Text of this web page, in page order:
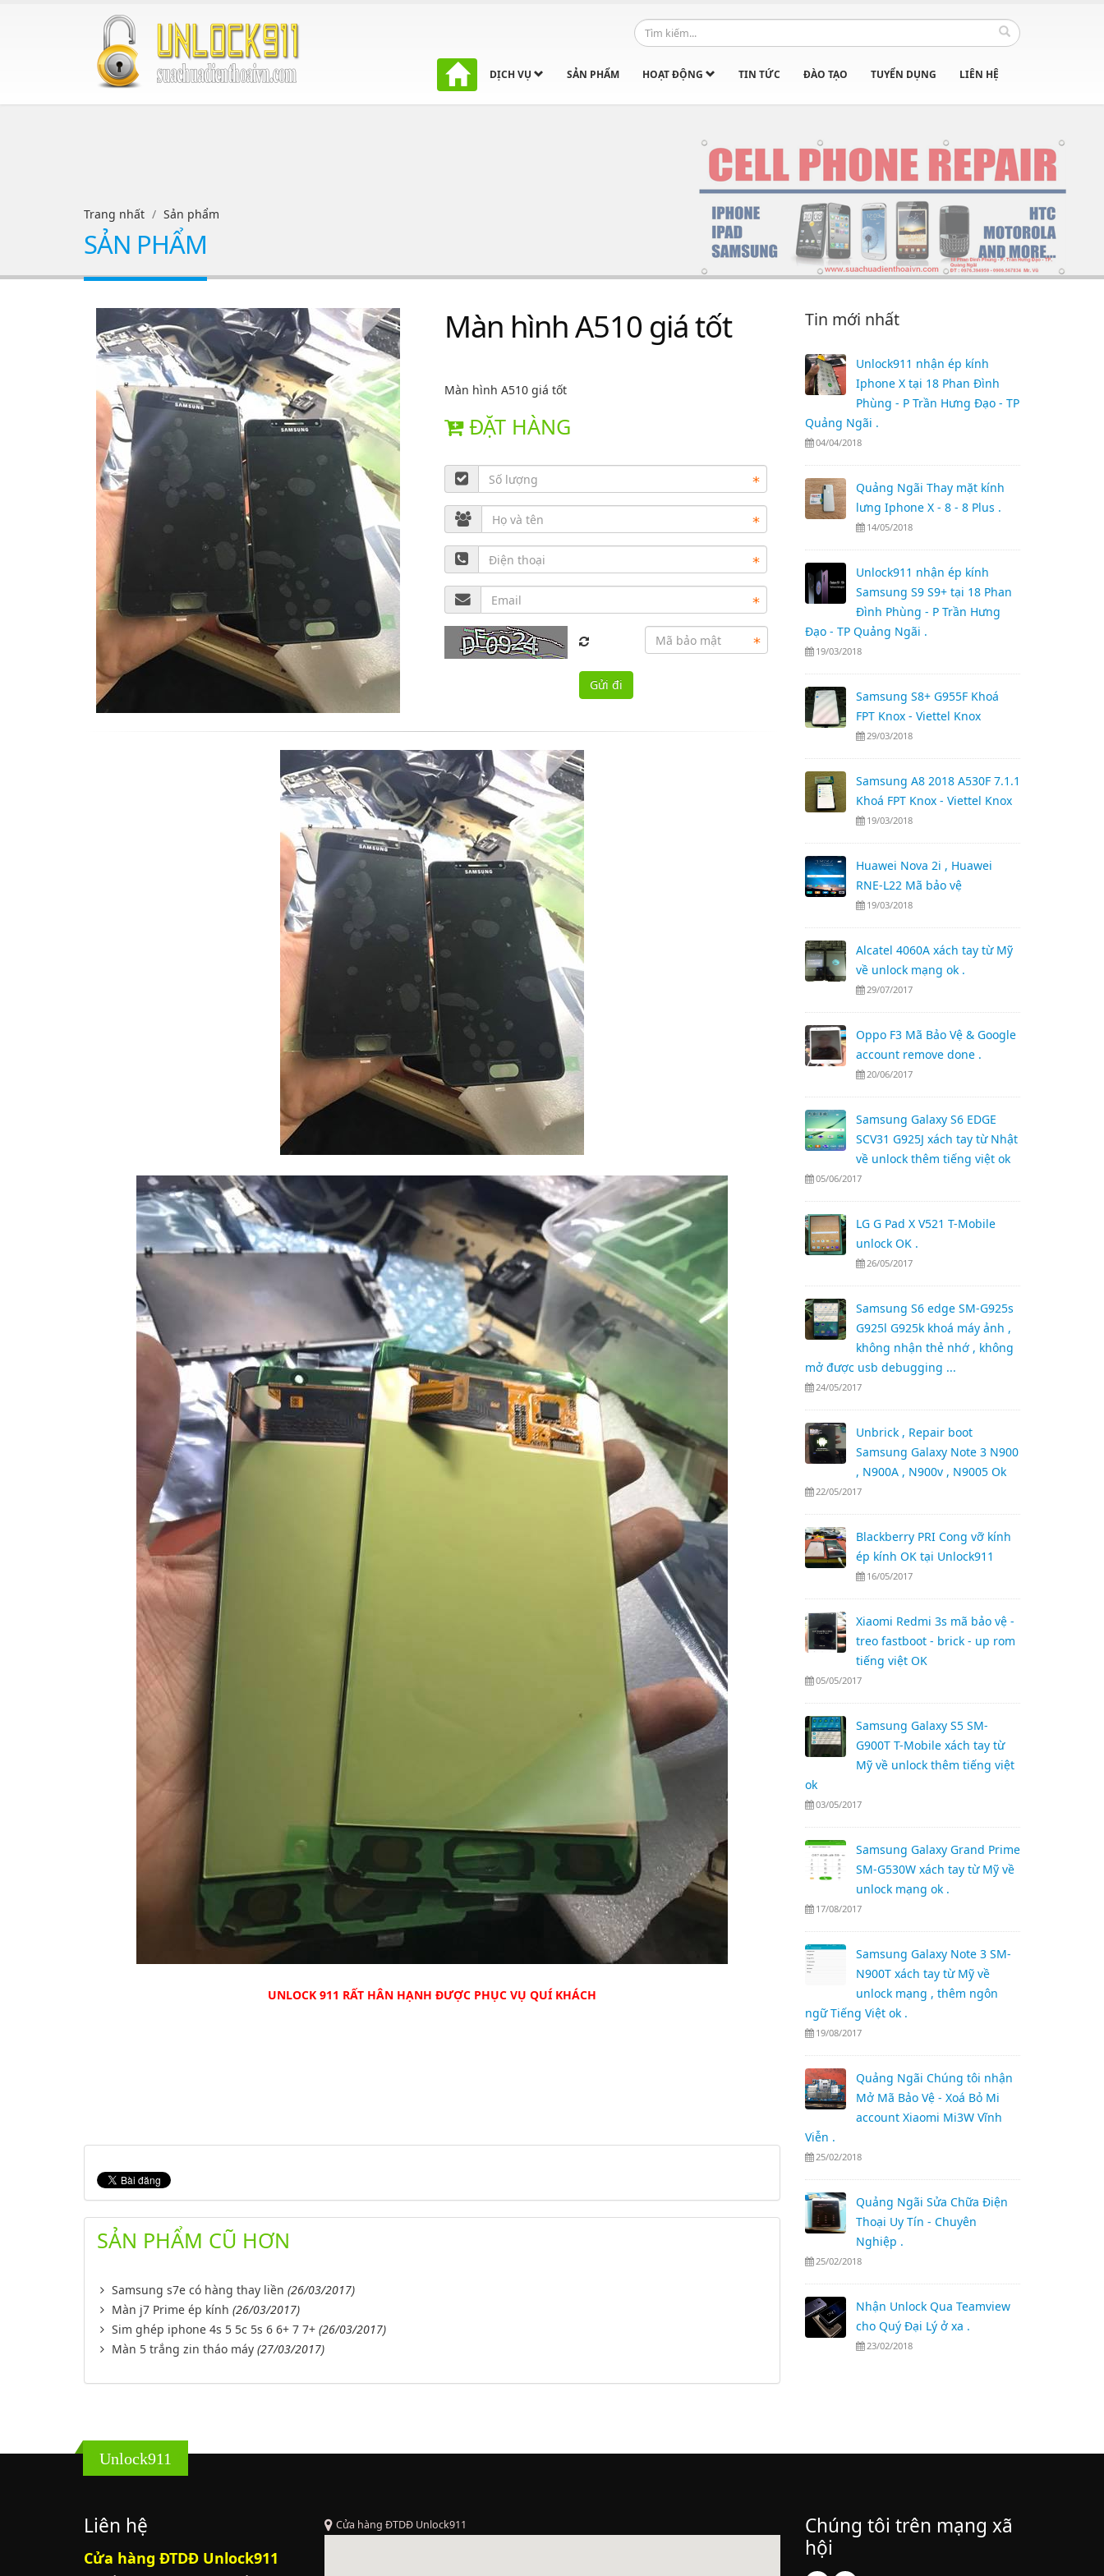
DỊCH VỤ SẢN PHẨM HOẠT ĐỘNG TIN TỨC ĐÀO TẠO TUYỂN DỤNG LIÊN HỆ
Trang nhất Sản phẩm
SẢN PHẨM
Màn hình A510 giá tốt
Màn hình A510 giá tốt
ĐẶT HÀNG
UNLOCK 911 RẤT HÂN HẠNH ĐƯỢC PHỤC VỤ QUÍ KHÁCH
SẢN PHẨM CŨ HƠN
Samsung s7e có hàng thay liền (26/03/2017)
Màn j7 Prime ép kính (26/03/2017)
Sim ghép iphone 4s 5 5c 5s 6 6+ 7 7+ (26/03/2017)
Màn 5 trắng zin tháo máy (27/03/2017)
Tin mới nhất
Unlock911 nhận ép kính
Iphone X tại 18 Phan Đình
Phùng - P Trần Hưng Đạo - TP
Quảng Ngãi .
04/04/2018
Quảng Ngãi Thay mặt kính
lưng Iphone X - 8 - 8 Plus .
14/05/2018
Unlock911 nhận ép kính
Samsung S9 S9+ tại 18 Phan
Đình Phùng - P Trần Hưng
Đạo - TP Quảng Ngãi .
19/03/2018
Samsung S8+ G955F Khoá
FPT Knox - Viettel Knox
29/03/2018
Samsung A8 2018 A530F 7.1.1
Khoá FPT Knox - Viettel Knox
19/03/2018
Huawei Nova 2i , Huawei
RNE-L22 Mã bảo vệ
19/03/2018
Alcatel 4060A xách tay từ Mỹ
về unlock mạng ok .
29/07/2017
Oppo F3 Mã Bảo Vệ & Google
account remove done .
20/06/2017
Samsung Galaxy S6 EDGE
SCV31 G925J xách tay từ Nhật
về unlock thêm tiếng việt ok
05/06/2017
LG G Pad X V521 T-Mobile
unlock OK .
26/05/2017
Samsung S6 edge SM-G925s
G925l G925k khoá máy ảnh ,
không nhận thẻ nhớ , không
mở được usb debugging ...
24/05/2017
Unbrick , Repair boot
Samsung Galaxy Note 3 N900
, N900A , N900v , N9005 Ok
22/05/2017
Blackberry PRI Cong vỡ kính
ép kính OK tại Unlock911
16/05/2017
Xiaomi Redmi 3s mã bảo vệ -
treo fastboot - brick - up rom
tiếng việt OK
05/05/2017
Samsung Galaxy S5 SM-
G900T T-Mobile xách tay từ
Mỹ về unlock thêm tiếng việt
ok
03/05/2017
Samsung Galaxy Grand Prime
SM-G530W xách tay từ Mỹ về
unlock mạng ok .
17/08/2017
Samsung Galaxy Note 3 SM-
N900T xách tay từ Mỹ về
unlock mạng , thêm ngôn
ngữ Tiếng Việt ok .
19/08/2017
Quảng Ngãi Chúng tôi nhận
Mở Mã Bảo Vệ - Xoá Bỏ Mi
account Xiaomi Mi3W Vĩnh
Viễn .
25/02/2018
Quảng Ngãi Sửa Chữa Điện
Thoại Uy Tín - Chuyên
Nghiệp .
25/02/2018
Nhận Unlock Qua Teamview
cho Quý Đại Lý ở xa .
23/02/2018
Unlock911
Liên hệ
Cửa hàng ĐTDĐ Unlock911
Cửa hàng ĐTDĐ Unlock911
Chúng tôi trên mạng xã
hội